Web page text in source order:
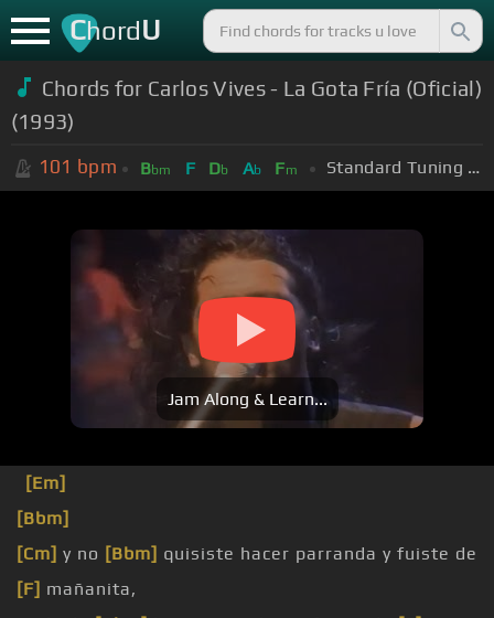
ChordU
Chords for Carlos Vives - La Gota Fría (Oficial)
(1993)
101 bpm Bbm F Db Ab Fm Standard Tuning (EADGBE)
Jam Along & Learn...
[Em]
[Bbm]
[Cm] y no [Bbm] quisiste hacer parranda y fuiste de
[F] mañanita,